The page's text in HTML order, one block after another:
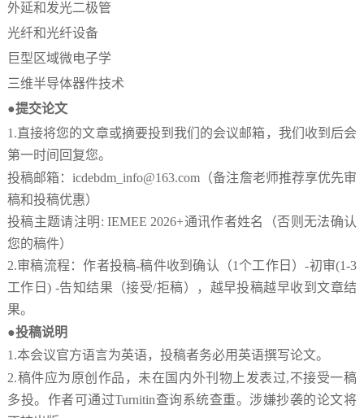
外延和发光二极管
光纤和光纤设备
巨型区域微电子学
三维半导体器件技术
●提交论文
1 .直接将您的文章或摘要投到我们的会议邮箱，我们收到后会
第一时间回复您。
投稿邮箱：icdebdm_info@163.com（备注詹老师推荐享优先审
稿和投稿优惠）
投稿主题请注明 : IEMEE 2026+通讯作者姓名（否则无法确认
您的稿件）
2.审稿流程：作者投稿-稿件收到确认（1个工作日）-初审(1-3
工作日) -告知结果（接受/拒稿），越早投稿越早收到文章结
果。
●投稿说明
1.本会议官方语言为英语，投稿者务必用英语撰写论文。
2.稿件应为原创作品，未在国内外刊物上发表过,不接受一稿
多投。作者可通过Turnitin查询系统查重。涉嫌抄袭的论文将